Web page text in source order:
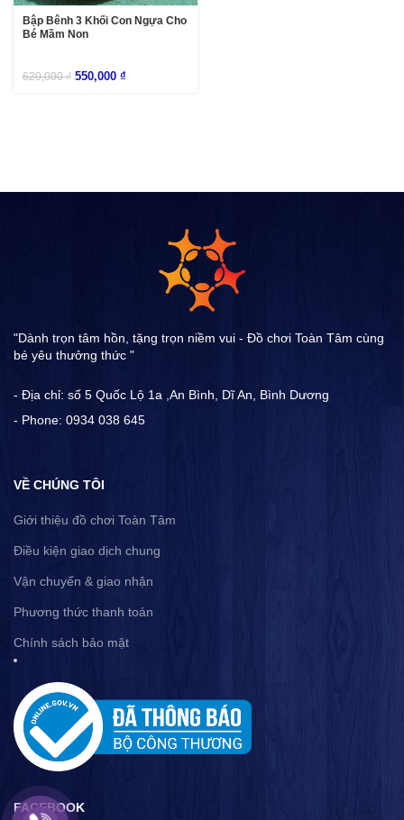
Bập Bênh 3 Khối Con Ngựa Cho
Bé Mầm Non
620,000₫ 550,000 ₫
"Dành trọn tâm hồn, tặng trọn niềm vui - Đồ chơi Toàn Tâm cùng
bé yêu thưởng thức "
- Địa chỉ: số 5 Quốc Lộ 1a ,An Bình, Dĩ An, Bình Dương
- Phone: 0934 038 645
VỀ CHÚNG TÔI
Giới thiệu đồ chơi Toàn Tâm
Điều kiện giao dịch chung
Vận chuyển & giao nhận
Phương thức thanh toán
Chính sách bảo mật
FACEBOOK